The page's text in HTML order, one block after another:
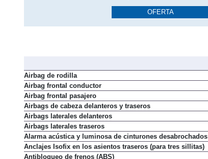
OFERTA
Airbag de rodilla
Airbag frontal conductor
Airbag frontal pasajero
Airbags de cabeza delanteros y traseros
Airbags laterales delanteros
Airbags laterales traseros
Alarma acústica y luminosa de cinturones desabrochados
Anclajes Isofix en los asientos traseros (para tres sillitas)
Antibloqueo de frenos (ABS)